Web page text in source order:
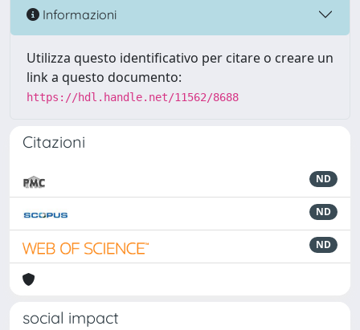
Informazioni
Utilizza questo identificativo per citare o creare un
link a questo documento:
https://hdl.handle.net/11562/8688
Citazioni
ND
ND
ND
social impact